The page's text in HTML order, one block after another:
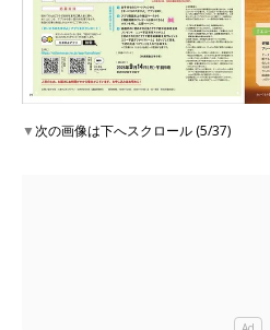
▼次の画像は下へスクロール (5/37)